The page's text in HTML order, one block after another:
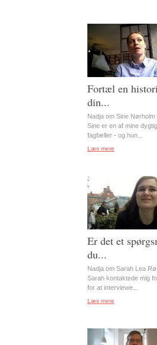
Fortæl en
din...
Nadja om Sine
Sine er en af mine
fagfæller - og hun...
Læs mere
Er det et
du...
Nadja om Sarah Lea
Sarah kontaktede mig
for at interviewe...
Læs mere